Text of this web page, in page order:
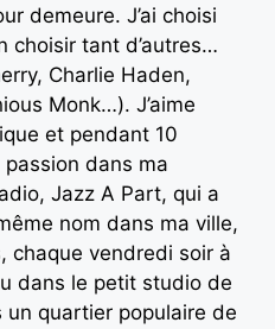
demeure. J’ai choisi
choisir tant d’autres…
Charlie Haden,
Monk…). J’aime
et pendant 10
passion dans ma
Jazz A Part, qui a
nom dans ma ville,
chaque vendredi soir à
dans le petit studio de
un quartier populaire de